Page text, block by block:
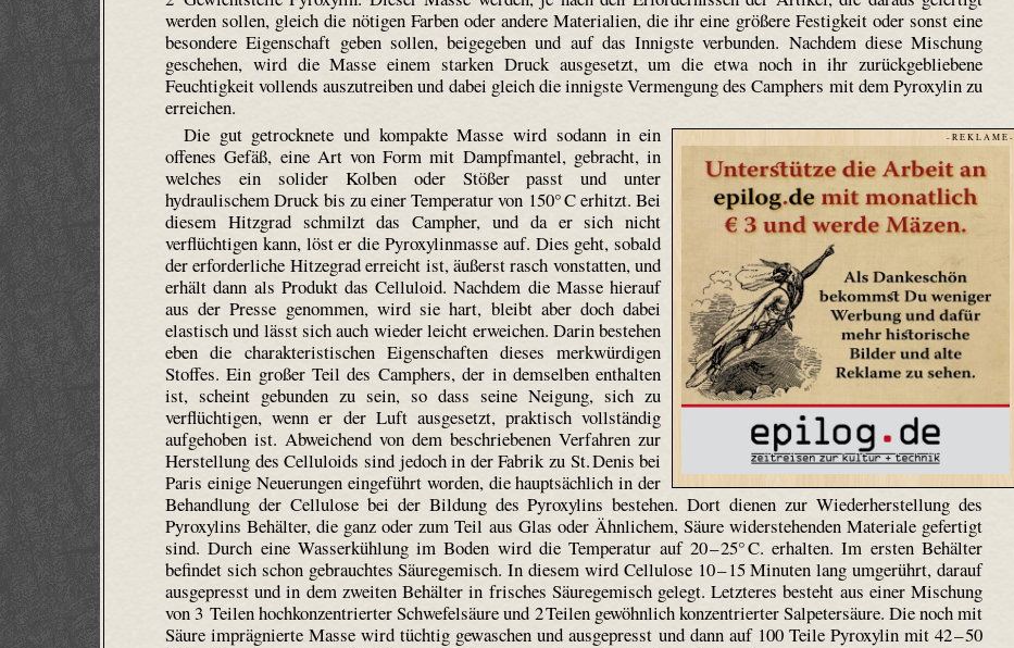
werden sollen, gleich die nötigen Farben oder andere Materialien, die ihr eine größere Festigkeit oder sonst eine
besondere Eigenschaft geben sollen, beigegeben und auf das Innigste verbunden. Nachdem diese Mischung
geschehen, wird die Masse einem starken Druck ausgesetzt, um die etwa noch in ihr zurückgebliebene
Feuchtigkeit vollends auszutreiben und dabei gleich die innigste Vermengung des Camphers mit dem Pyroxylin zu
erreichen.
- R E K L A M E -
Die gut getrocknete und kompakte Masse wird sodann in ein
offenes Gefäß, eine Art von Form mit Dampfmantel, gebracht, in
welches ein solider Kolben oder Stößer passt und unter
hydraulischem Druck bis zu einer Temperatur von 150° C erhitzt. Bei
diesem Hitzgrad schmilzt das Campher, und da er sich nicht
verflüchtigen kann, löst er die Pyroxylin­masse auf. Dies geht, sobald
der erforderliche Hitzegrad erreicht ist, äußerst rasch vonstatten, und
erhält dann als Produkt das Celluloid. Nachdem die Masse hierauf
aus der Presse genommen, wird sie hart, bleibt aber doch dabei
elastisch und lässt sich auch wieder leicht erweichen. Darin bestehen
eben die charakteristischen Eigenschaften dieses merkwürdigen
Stoffes. Ein großer Teil des Camphers, der in demselben enthalten
ist, scheint gebunden zu sein, so dass seine Neigung, sich zu
verflüchtigen, wenn er der Luft ausgesetzt, praktisch vollständig
aufgehoben ist. Abweichend von dem beschriebenen Verfahren zur
Herstellung des Celluloids sind jedoch in der Fabrik zu St. Denis bei
Paris einige Neuerungen eingeführt worden, die hauptsächlich in der
Behandlung der Cellulose bei der Bildung des Pyroxylins bestehen. Dort dienen zur Wiederherstellung des
Pyroxylins Behälter, die ganz oder zum Teil aus Glas oder Ähnlichem, Säure widerstehenden Materiale gefertigt
sind. Durch eine Wasserkühlung im Boden wird die Temperatur auf 20 – 25° C. erhalten. Im ersten Behälter
befindet sich schon gebrauchtes Säuregemisch. In diesem wird Cellulose 10 – 15 Minuten lang umgerührt, darauf
ausgepresst und in dem zweiten Behälter in frisches Säuregemisch gelegt. Letzteres besteht aus einer Mischung
von 3 Teilen hochkonzentrierter Schwefelsäure und 2 Teilen gewöhnlich konzentrierter Salpetersäure. Die noch mit
Säure imprägnierte Masse wird tüchtig gewaschen und ausgepresst und dann auf 100 Teile Pyroxylin mit 42 – 50